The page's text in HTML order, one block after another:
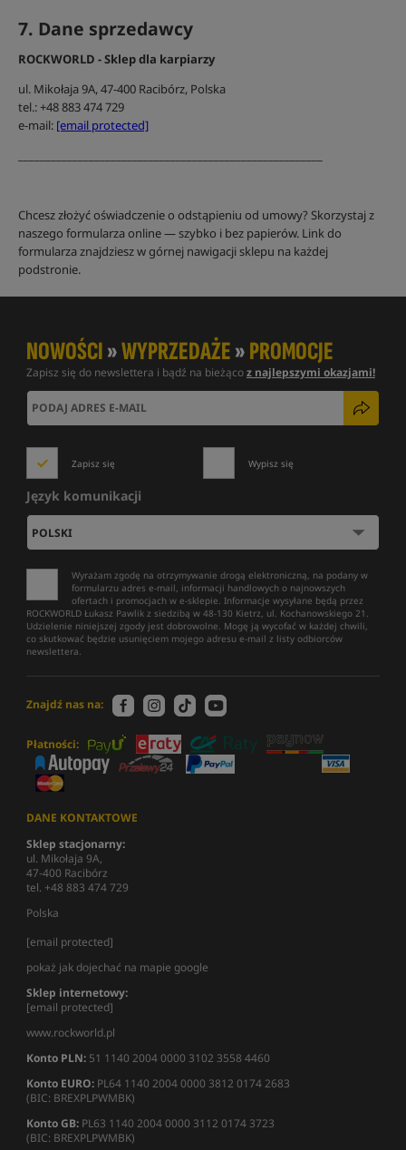
7. Dane sprzedawcy
ROCKWORLD - Sklep dla karpiarzy
ul. Mikołaja 9A, 47-400 Racibórz, Polska
tel.: +48 883 474 729
e-mail: [email protected]
Chcesz złożyć oświadczenie o odstąpieniu od umowy? Skorzystaj z
naszego formularza online — szybko i bez papierów. Link do
formularza znajdziesz w górnej nawigacji sklepu na każdej
podstronie.
NOWOŚCI»WYPRZEDAŻE»PROMOCJE
Zapisz się do newslettera i bądź na bieżącoz najlepszymi okazjami!
Zapisz się Wypisz się
Język komunikacji
Wyrażam zgodę na otrzymywanie drogą elektroniczną, na podany w
formularzu adres e-mail, informacji handlowych o najnowszych
ofertach i promocjach w e-sklepie. Informacje wysyłane będą przez
ROCKWORLD Łukasz Pawlik z siedzibą w 48-130 Kietrz, ul. Kochanowskiego 21.
Udzielenie niniejszej zgody jest dobrowolne. Mogę ją wycofać w każdej chwili,
co skutkować będzie usunięciem mojego adresu e-mail z listy odbiorców
newslettera.
Znajdź nas na:
Płatności:
DANE KONTAKTOWE
Sklep stacjonarny:
ul. Mikołaja 9A,
47-400 Racibórz
tel. +48 883 474 729
Polska
[email protected]
pokaż jak dojechać na mapie google
Sklep internetowy:
[email protected]
www.rockworld.pl
Konto PLN: 51 1140 2004 0000 3102 3558 4460
Konto EURO: PL64 1140 2004 0000 3812 0174 2683
(BIC: BREXPLPWMBK)
Konto GB: PL63 1140 2004 0000 3112 0174 3723
(BIC: BREXPLPWMBK)